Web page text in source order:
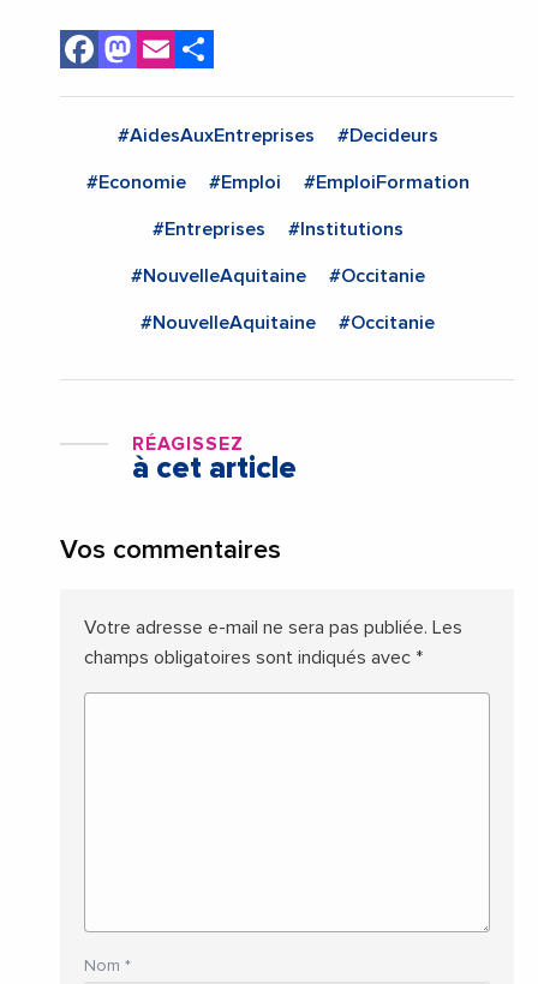
Facebook
Mastodon
Email
#AidesAuxEntreprises #Decideurs
#Economie #Emploi #EmploiFormation
#Entreprises #Institutions
#NouvelleAquitaine #Occitanie
#NouvelleAquitaine #Occitanie
RÉAGISSEZ
à cet article
Vos commentaires
Votre adresse e-mail ne sera pas publiée. Les
champs obligatoires sont indiqués avec *
Nom *